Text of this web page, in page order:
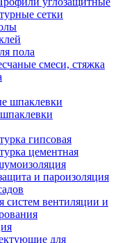
сетки
пола
смеси, стяжка
шпаклевки
гипсовая
цементная
и пароизоляция
систем вентиляции и
для